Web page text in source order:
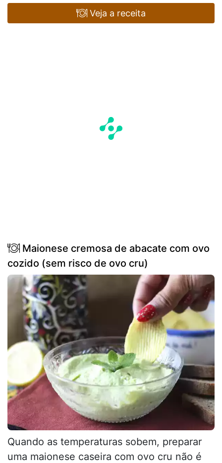
Veja a receita
Maionese cremosa de abacate com ovo
cozido (sem risco de ovo cru)
Quando as temperaturas sobem, preparar
uma maionese caseira com ovo cru não é